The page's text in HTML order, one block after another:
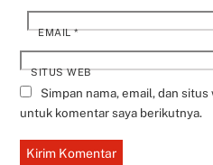
EMAIL*
SITUS WEB
Simpan nama, email, dan
untuk komentar saya berikutnya.